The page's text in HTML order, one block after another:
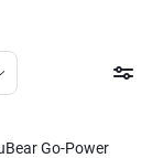
Go-Power